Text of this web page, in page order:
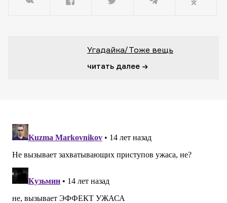
Угадайка/Тоже вещь
читать далее →